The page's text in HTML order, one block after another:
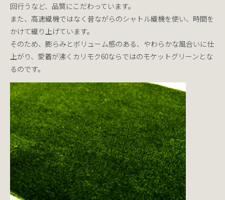
回行うなど、品質にこだわっています。
また、高速織機ではなく昔ながらのシャトル織機を使い、時間を
かけて織り上げています。
そのため、膨らみとボリューム感のある、やわらかな風合いに仕
上がり、愛着が沸くカリモク60ならではのモケットグリーンとな
るのです。